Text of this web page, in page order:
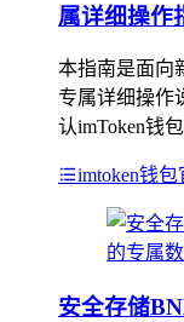
属详细操作
本指南是面向
专属详细操作
认imToken钱
imtoken钱包
安全存储